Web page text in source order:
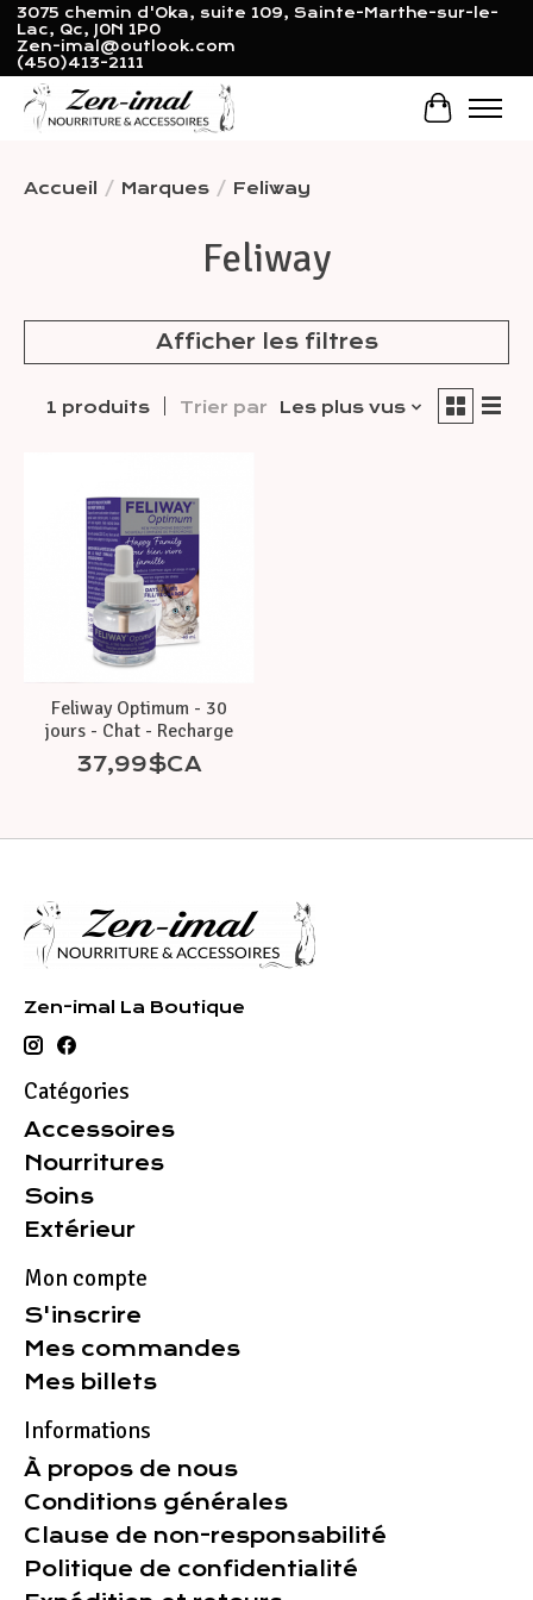
3075 chemin d'Oka, suite 109, Sainte-Marthe-sur-le-
Lac, Qc, J0N 1P0
Zen-imal@outlook.com
(450)413-2111
Panier
Accueil / Marques / Feliway
Feliway
Afficher les filtres
1 produits Trier par Les plus vus
Feliway Optimum - 30
jours - Chat - Recharge
37,99$CA
Zen-imal La Boutique
Catégories
Accessoires
Nourritures
Soins
Extérieur
Mon compte
S'inscrire
Mes commandes
Mes billets
Informations
À propos de nous
Conditions générales
Clause de non-responsabilité
Politique de confidentialité